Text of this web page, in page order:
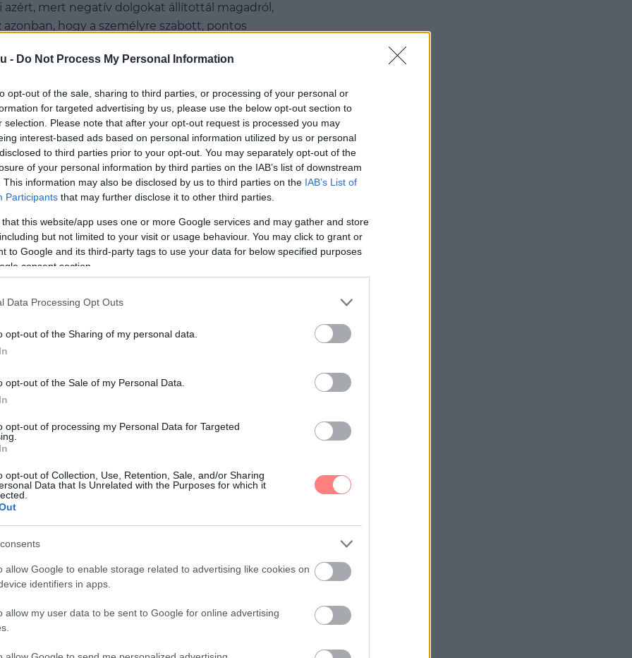
- Do Not Process My Personal Information
opt-out of the sale, sharing to third parties, or processing of your personal or
for targeted advertising by us, please use the below opt-out section to
selection. Please note that after your opt-out request is processed you may
interest-based ads based on personal information utilized by us or personal
to third parties prior to your opt-out. You may separately opt-out of the
of your personal information by third parties on the IAB’s list of downstream
This information may also be disclosed by us to third parties on the IAB’s List of
Participants that may further disclose it to other third parties.
that this website/app uses one or more Google services and may gather and store
but not limited to your visit or usage behaviour. You may click to grant or
to Google and its third-party tags to use your data for below specified purposes
consent section.
Data Processing Opt Outs
opt-out of the Sharing of my personal data.
opt-out of the Sale of my Personal Data.
opt-out of processing my Personal Data for Targeted
opt-out of Collection, Use, Retention, Sale, and/or Sharing
Data that Is Unrelated with the Purposes for which it
allow Google to enable storage related to advertising like cookies on
identifiers in apps.
allow my user data to be sent to Google for online advertising
mert negatív dolgokat állítottál magadról,
hogy a személyre szabott, pontos
hiszen más pontokat kell stimulálnia
aki figyelemzavarral. Emellett a módszer
gyulladások, látás- vagy fülproblémák,
nagyban hozzá járul a stressz csökkentéséhez,
javításához. Saját kezünkkel hozhatunk
Russel Brand is ismeri ezt a nagyszerű
előtti stressz levezetésére.
mindenki egyedi és mindenki a saját útját
forduljunk szakemberhez,
rendszereket, amiket mondjuk a barátnőnk
holisztikusan és engedjük, hogy
beinduljanak a meridiánpontok stimulálása